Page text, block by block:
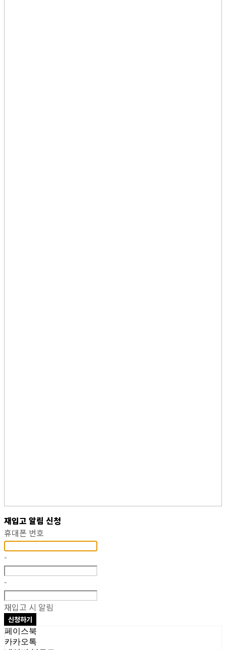
재입고 알림 신청
휴대폰 번호
-
-
재입고 시 알림
신청하기
페이스북
카카오톡